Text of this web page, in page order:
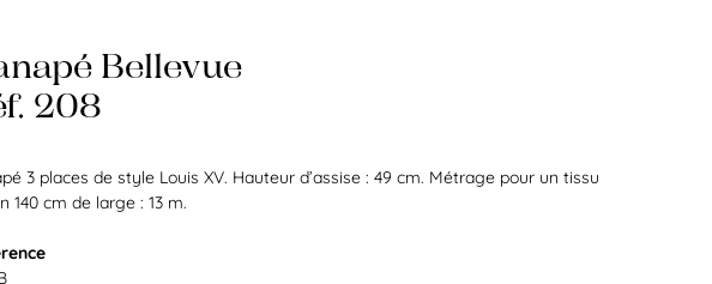
Bellevue
208
3 places de style Louis XV. Hauteur d’assise : 49 cm. Métrage pour un tissu
140 cm de large : 13 m.